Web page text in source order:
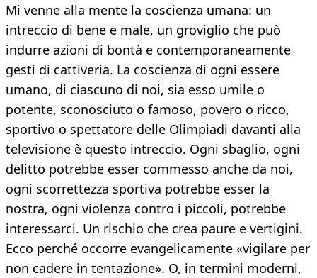
Mi venne alla mente la coscienza umana: un
intreccio di bene e male, un groviglio che può
indurre azioni di bontà e contemporaneamente
gesti di cattiveria. La coscienza di ogni essere
umano, di ciascuno di noi, sia esso umile o
potente, sconosciuto o famoso, povero o ricco,
sportivo o spettatore delle Olimpiadi davanti alla
televisione è questo intreccio. Ogni sbaglio, ogni
delitto potrebbe esser commesso anche da noi,
ogni scorrettezza sportiva potrebbe esser la
nostra, ogni violenza contro i piccoli, potrebbe
interessarci. Un rischio che crea paure e vertigini.
Ecco perché occorre evangelicamente «vigilare per
non cadere in tentazione». O, in termini moderni,